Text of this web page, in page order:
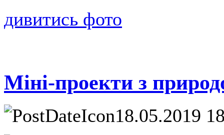
дивитись фото
Міні-проекти з
18.05.2019